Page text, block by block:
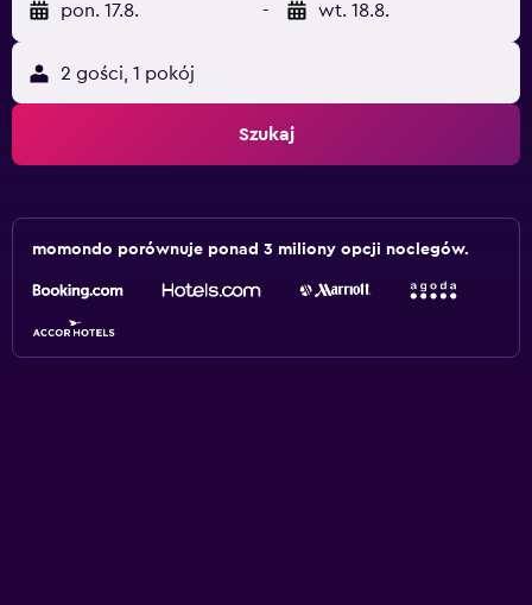
pon. 17.8. - wt. 18.8.
2 gości, 1 pokój
Szukaj
momondo porównuje ponad 3 miliony opcji noclegów.